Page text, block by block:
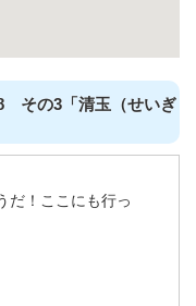
その3「清玉（せいぎ
だ！ここにも行っ